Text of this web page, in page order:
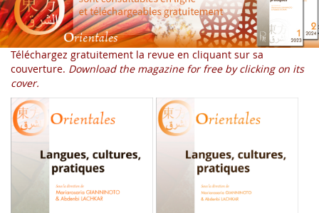
Téléchargez gratuitement la revue en cliquant sur sa
couverture. Download the magazine for free by clicking on its
cover.